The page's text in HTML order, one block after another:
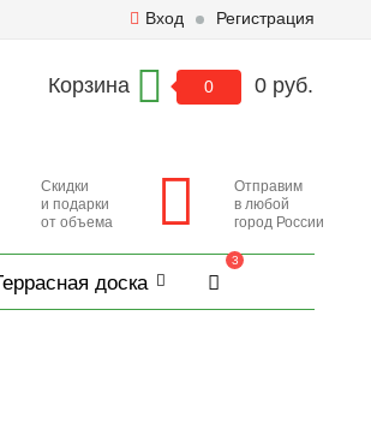
Вход Регистрация
Корзина 0 0 руб.
Скидки
и подарки
от объема
Отправим
в любой
город России
доска
3